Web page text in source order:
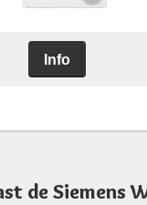
Info
de Siemens